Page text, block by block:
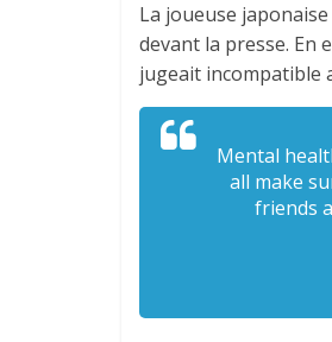
La joueuse
devant la presse. En
jugeait incompatible
Mental
all make
friends